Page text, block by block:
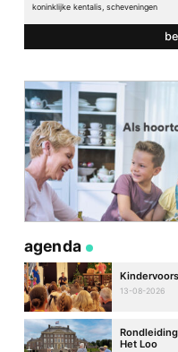
koninklijke kentalis, scheveningen
agenda
13-08-2026
Het Loo